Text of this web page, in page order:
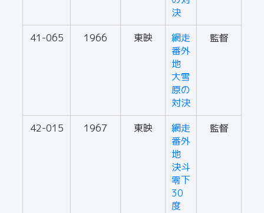
決
41-065 1966 東映
網走
番外
地
大雪
原の
対決
監督
42-015 1967 東映
網走
番外
地
決斗
零下
30
度
監督